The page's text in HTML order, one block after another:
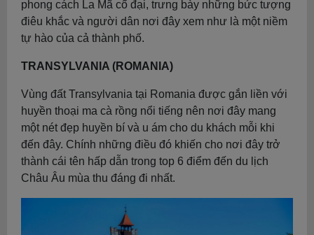
phong cách La Mã cổ đại, trưng bày những bức tượng
điêu khắc và người dân nơi đây xem như là một niềm
tự hào của cả thành phố.
TRANSYLVANIA (ROMANIA)
Vùng đất Transylvania tại Romania được gắn liền với
huyền thoại ma cà rồng nổi tiếng nên nơi đây mang
một nét đẹp huyền bí và u ám cho du khách mỗi khi
đến đây. Chính những điều đó khiến cho nơi đây trở
thành cái tên hấp dẫn trong top 6 điểm đến du lịch
Châu Âu mùa thu đáng đi nhất.